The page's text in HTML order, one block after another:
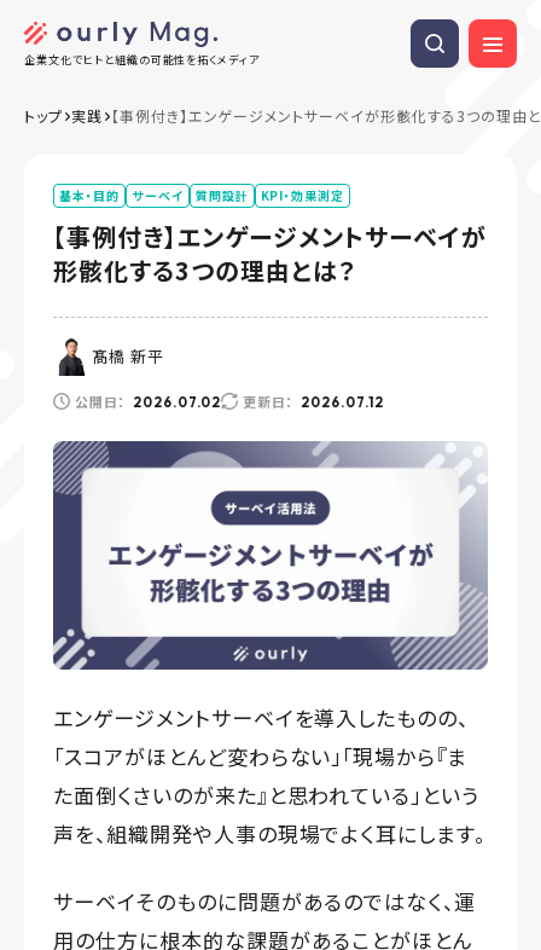
企業文化でヒトと組織の可能性を拓くメディア
トップ 実践 【事例付き】エンゲージメントサーベイが形骸化する3つの理由
基本・目的 サーベイ 質問設計 KPI・効果測定
【事例付き】エンゲージメントサーベイが
形骸化する3つの理由とは？
髙橋 新平
公開日： 2026.07.02 更新日： 2026.07.12
エンゲージメントサーベイを導入したものの、
「スコアがほとんど変わらない」「現場から『ま
た面倒くさいのが来た』と思われている」という
声を、組織開発や人事の現場でよく耳にします。
サーベイそのものに問題があるのではなく、運
用の仕方に根本的な課題があることがほとん